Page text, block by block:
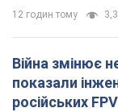
12 годин тому
Війна змінює
показали
російських